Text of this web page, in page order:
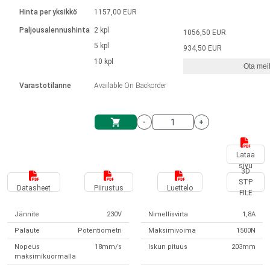
Yksikköjärjestelmä
Solenoidit
integroitu ohjain
Ø 28-42| 1-1400 rpm | <= 290 Ncm
Harjattomat tasavirtamoottorien
Harjatut DC-moottorin ajurit
DPWM-sarja
Askelmoottorien ajurit
Synchronous-Asynchronous | 1-4 toimilaitteelle
Synchronous-Asynchronous | 1-4 toimilaitteelle
Français (EUR)
Norsk (NOK)
Suomi (EUR)
Svenska (SEK)
Hinta per yksikkö
Paljousalennushinta
Varastotilanne
1157,00 EUR
2 kpl
5 kpl
10 kpl
Available On Backorder
1056,50 EUR
934,50 EUR
Ota
- +
Lataa
sivu
Datasheet Piirustus Luettelo
3D
STP
FILE
Jännite 230V Nimellisvirta 1,8A
Palaute Potentiometri Maksimivoima 1500N
Nopeus
maksimikuormalla
18mm/s Iskun pituus 203mm